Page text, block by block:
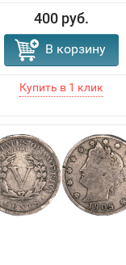
400 руб.
В корзину